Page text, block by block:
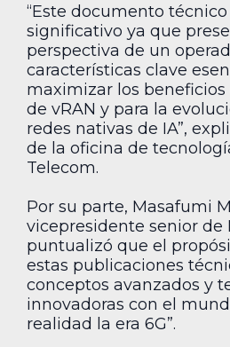
“Este documento
significativo ya que
perspectiva de un
características clave
maximizar los
de vRAN y para la
redes nativas de IA”,
de la oficina de
Telecom.
Por su parte, Masafumi
vicepresidente senior de
puntualizó que el
estas publicaciones
conceptos avanzados y
innovadoras con el
realidad la era 6G”.